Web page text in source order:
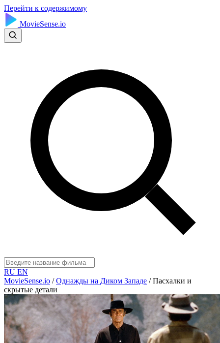
Перейти к содержимому
MovieSense.io
RU EN
MovieSense.io / Однажды на Диком Западе / Пасхалки и
скрытые детали